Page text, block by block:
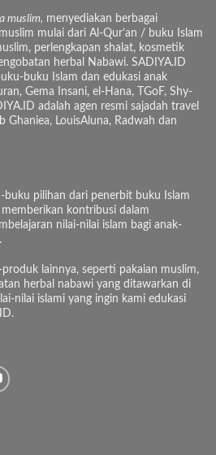
muslim, menyediakan berbagai
mulai dari Al-Qur’an / buku Islam
perlengkapan shalat, kosmetik
herbal Nabawi. SADIYA.ID
buku Islam dan edukasi anak
Gema Insani, el-Hana, TGoF, Shy-
adalah agen resmi sajadah travel
Ghaniea, LouisAluna, Radwah dan
buku pilihan dari penerbit buku Islam
kontribusi dalam
nilai-nilai islam bagi anak-
lainnya, seperti pakaian muslim,
herbal nabawi yang ditawarkan di
nilai islami yang ingin kami edukasi